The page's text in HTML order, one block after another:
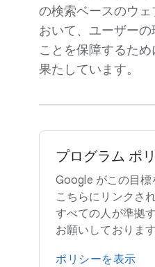
の​検索ベースの​ウ
おいて、​ユーザー
ことを​保障する​た
果たしています。
プログラム ポ
Google が​この​目標
こちらに​リンクさ
すべての​人が​準拠
お願いしております
ポリシーを​表示